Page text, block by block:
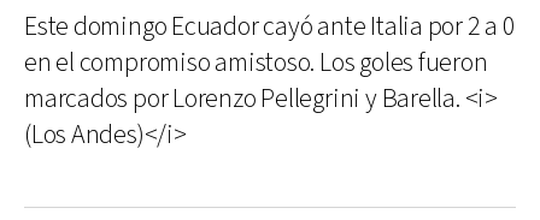
Este domingo Ecuador cayó ante Italia por 2 a 0
en el compromiso amistoso. Los goles fueron
marcados por Lorenzo Pellegrini y Barella. <i>
(Los Andes)</i>